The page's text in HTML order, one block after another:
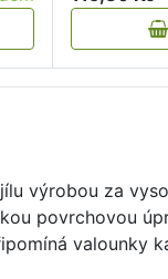
výrobou za
povrchovou
valounky